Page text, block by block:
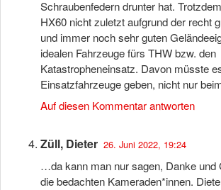
Schraubenfedern drunter hat.
HX60 nicht zuletzt aufgrund der recht
und immer noch sehr guten
idealen Fahrzeuge fürs THW bzw. den
Katastropheneinsatz. Davon müsste
Einsatzfahrzeuge geben, nicht nur
Auf diesen Kommentar antworten
Züll, Dieter 26. Juni 2022, 19:24
…da kann man nur sagen, Danke und
die bedachten Kameraden*innen.